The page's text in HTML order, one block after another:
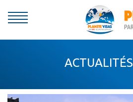
ACTUALITÉS